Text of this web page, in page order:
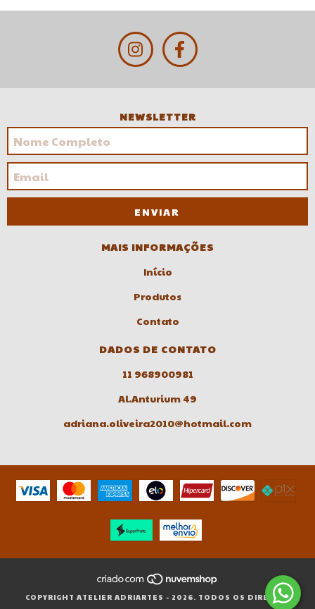
NEWSLETTER
MAIS INFORMAÇÕES
Início
Produtos
Contato
DADOS DE CONTATO
11 968900981
Al.Anturium 49
adriana.oliveira2010@hotmail.com
COPYRIGHT ATELIER ADRIARTES - 2026. TODOS OS DIREITOS